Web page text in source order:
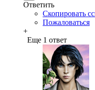
Ответить
Скопировать
Пожаловаться
+
Еще 1 ответ